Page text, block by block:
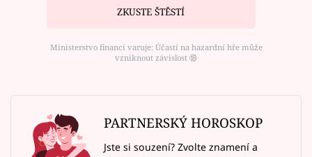
ZKUSTE ŠTĚSTÍ
Ministerstvo financí varuje: Účastí na hazardní hře může
vzniknout závislost ⑱
PARTNERSKÝ HOROSKOP
Jste si souzení? Zvolte znamení a